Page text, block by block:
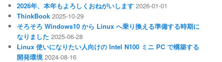
2026年、本年もよろしくおねがいします 2026-01-01
ThinkBook 2025-10-29
そろそろ Windows10 から Linux へ乗り換える準備する時期に
なりました 2025-06-28
Linux 使いになりたい人向けの Intel N100 ミニ PC で構築する
開発環境 2024-08-16